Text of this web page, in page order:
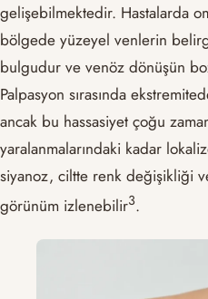
gelişebilmektedir. Hastalarda
bölgede yüzeyel venlerin
bulgudur ve venöz dönüşün
Palpasyon sırasında
ancak bu hassasiyet çoğu
yaralanmalarındaki kadar
siyanoz, ciltte renk değişikliği
görünüm izlenebilir​3​.